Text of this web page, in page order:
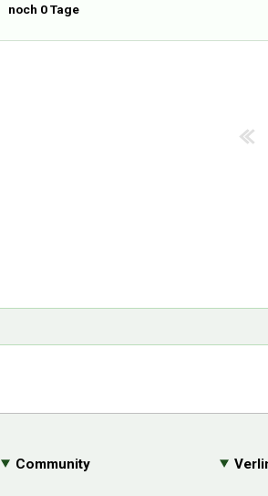
noch 0 Tage
Community